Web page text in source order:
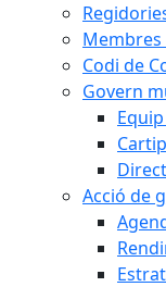
Membres
Codi de
Govern
Acció de